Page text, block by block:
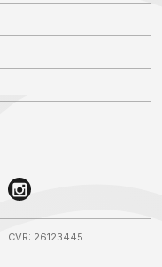
| CVR: 26123445